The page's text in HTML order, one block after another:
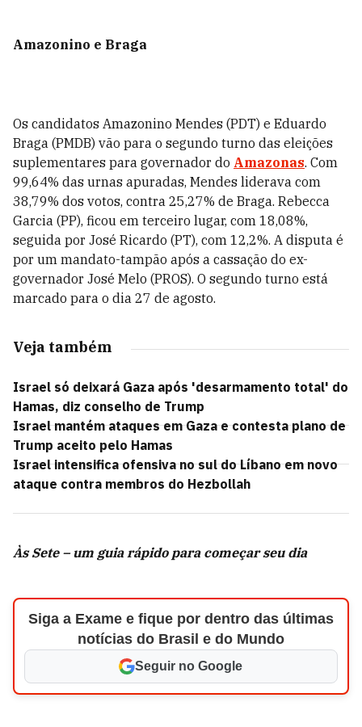
Amazonino e Braga
Os candidatos Amazonino Mendes (PDT) e Eduardo
Braga (PMDB) vão para o segundo turno das eleições
suplementares para governador do Amazonas. Com
99,64% das urnas apuradas, Mendes liderava com
38,79% dos votos, contra 25,27% de Braga. Rebecca
Garcia (PP), ficou em terceiro lugar, com 18,08%,
seguida por José Ricardo (PT), com 12,2%. A disputa é
por um mandato-tampão após a cassação do ex-
governador José Melo (PROS). O segundo turno está
marcado para o dia 27 de agosto.
Veja também
Israel só deixará Gaza após 'desarmamento total' do
Hamas, diz conselho de Trump
Israel mantém ataques em Gaza e contesta plano de
Trump aceito pelo Hamas
Israel intensifica ofensiva no sul do Líbano em novo
ataque contra membros do Hezbollah
Às Sete – um guia rápido para começar seu dia
Siga a Exame e fique por dentro das últimas
notícias do Brasil e do Mundo
Seguir no Google